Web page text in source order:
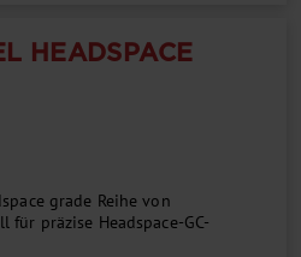
HEADSPACE
grade Reihe von
für präzise Headspace-GC-